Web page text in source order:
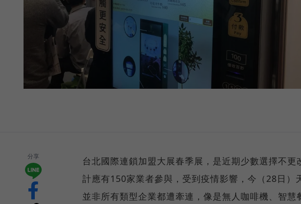
分享
台北國際連鎖加盟大展春季展，是近期少數選擇不
計應有150家業者參與，受到疫情影響，今（28日）
並非所有類型企業都遭牽連，像是無人咖啡機、智